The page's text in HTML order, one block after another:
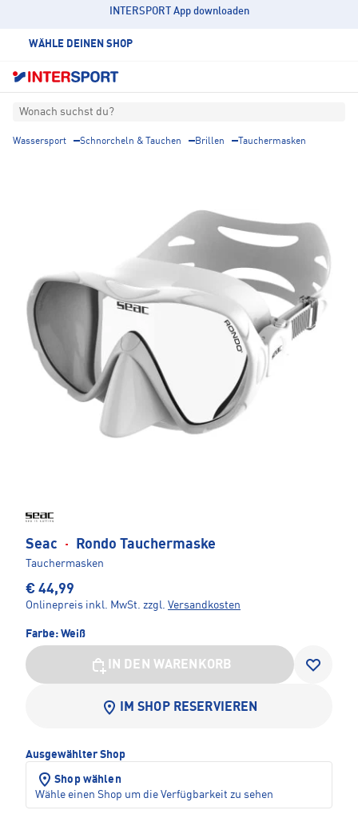
INTERSPORT App downloaden
WÄHLE DEINEN SHOP
Wonach suchst du?
Wassersport Schnorcheln & Tauchen Brillen Tauchermasken
Seac · Rondo Tauchermaske
Tauchermasken
€ 44,99
Onlinepreis inkl. MwSt. zzgl. Versandkosten
Farbe: Weiß
IN DEN WARENKORB
IM SHOP RESERVIEREN
Ausgewählter Shop
Shop wählen
Wähle einen Shop um die Verfügbarkeit zu sehen